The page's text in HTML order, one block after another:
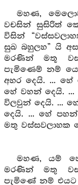
මහණ,
වචසින් සුසිරිත්
විසින්
සුඛ බහුලහ” යි
මරණින් මතූ
පැමිණෙම් නම්
අහර දෙයි. ... හේ
හේ වහන් දෙයි. ...
විලවුන් දෙයි. ...
දෙයි. ... හේ
මතු වස්සවලාහක
මහණ, යම්
මරණින් මතු
පැමිණේ නම් එයට